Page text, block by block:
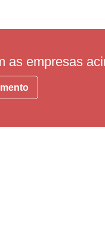
as empresas